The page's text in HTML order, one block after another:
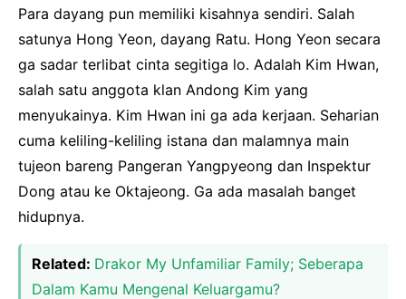
Para dayang pun memiliki kisahnya sendiri. Salah
satunya Hong Yeon, dayang Ratu. Hong Yeon secara
ga sadar terlibat cinta segitiga lo. Adalah Kim Hwan,
salah satu anggota klan Andong Kim yang
menyukainya. Kim Hwan ini ga ada kerjaan. Seharian
cuma keliling-keliling istana dan malamnya main
tujeon bareng Pangeran Yangpyeong dan Inspektur
Dong atau ke Oktajeong. Ga ada masalah banget
hidupnya.
Related: Drakor My Unfamiliar Family; Seberapa
Dalam Kamu Mengenal Keluargamu?